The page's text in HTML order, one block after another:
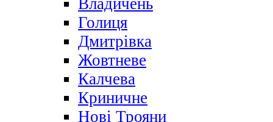
Владичень
Голиця
Дмитрівка
Жовтневе
Калчева
Криничне
Нові Трояни